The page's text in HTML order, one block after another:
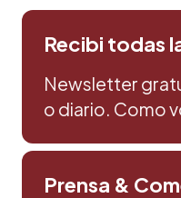
Recibi todas
Newsletter
o diario. Como
Prensa &